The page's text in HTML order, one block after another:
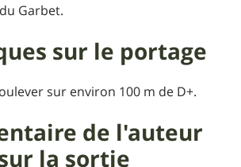
Garbet.
sur le portage
sur environ 100 m de D+.
de l'auteur
la sortie